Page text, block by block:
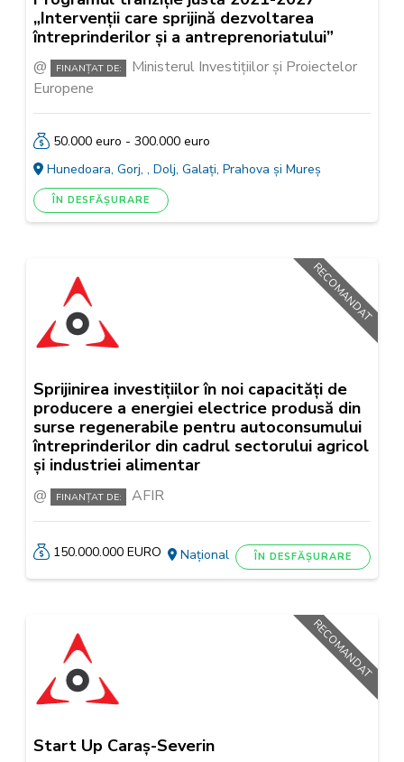
„Intervenții care sprijină dezvoltarea
întreprinderilor și a antreprenoriatului”
FINANȚAT DE:
Ministerul Investițiilor și Proiectelor
Europene
50.000 euro - 300.000 euro
Hunedoara, Gorj, , Dolj, Galați, Prahova și Mureș
ÎN DESFĂȘURARE
Sprijinirea investițiilor în noi capacități de
producere a energiei electrice produsă din
surse regenerabile pentru autoconsumului
întreprinderilor din cadrul sectorului agricol
și industriei alimentar
FINANȚAT DE: AFIR
150.000.000 EURO Național ÎN DESFĂȘURARE
RECOMANDAT
Start Up Caraș-Severin
RECOMANDAT